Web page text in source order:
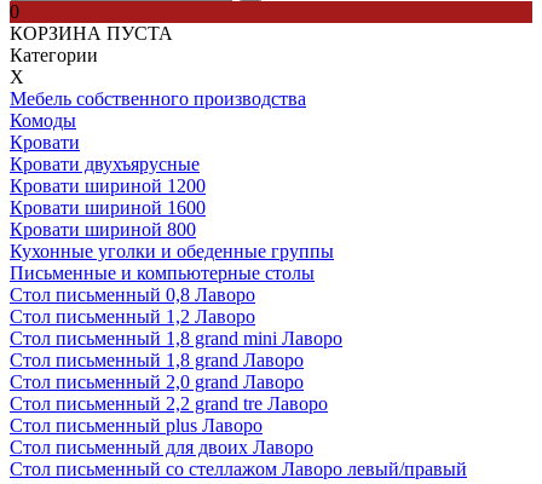
0
КОРЗИНА ПУСТА
Категории
Х
Мебель собственного производства
Комоды
Кровати
Кровати двухъярусные
Кровати шириной 1200
Кровати шириной 1600
Кровати шириной 800
Кухонные уголки и обеденные группы
Письменные и компьютерные столы
Стол письменный 0,8 Лаворо
Стол письменный 1,2 Лаворо
Стол письменный 1,8 grand mini Лаворо
Стол письменный 1,8 grand Лаворо
Стол письменный 2,0 grand Лаворо
Стол письменный 2,2 grand tre Лаворо
Стол письменный plus Лаворо
Стол письменный для двоих Лаворо
Стол письменный со стеллажом Лаворо левый/правый